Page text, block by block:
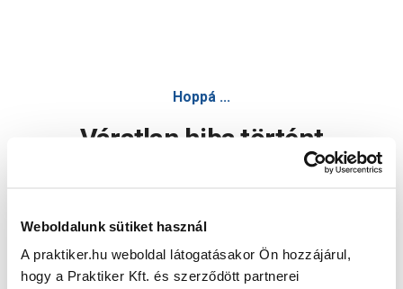
Weboldalunk sütiket használ
A praktiker.hu weboldal látogatásakor Ön hozzájárul,
hogy a Praktiker Kft. és szerződött partnerei
Hoppá ...
Váratlan hiba történt
Oldal újratöltése